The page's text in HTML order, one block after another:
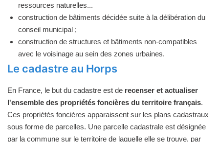
ressources naturelles...
construction de bâtiments décidée suite à la délibération du
conseil municipal ;
construction de structures et bâtiments non-compatibles
avec le voisinage au sein des zones urbaines.
Le cadastre au Horps
En France, le but du cadastre est de recenser et actualiser
l'ensemble des propriétés foncières du territoire français.
Ces propriétés foncières apparaissent sur les plans cadastraux
sous forme de parcelles. Une parcelle cadastrale est désignée
par la commune sur le territoire de laquelle elle se trouve, par